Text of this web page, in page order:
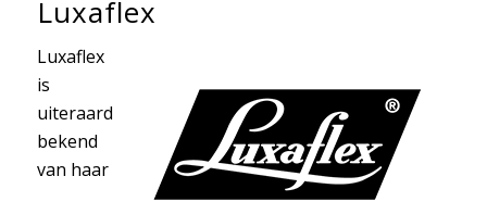
Luxaflex
Luxaflex
is
uiteraard
bekend
van haar